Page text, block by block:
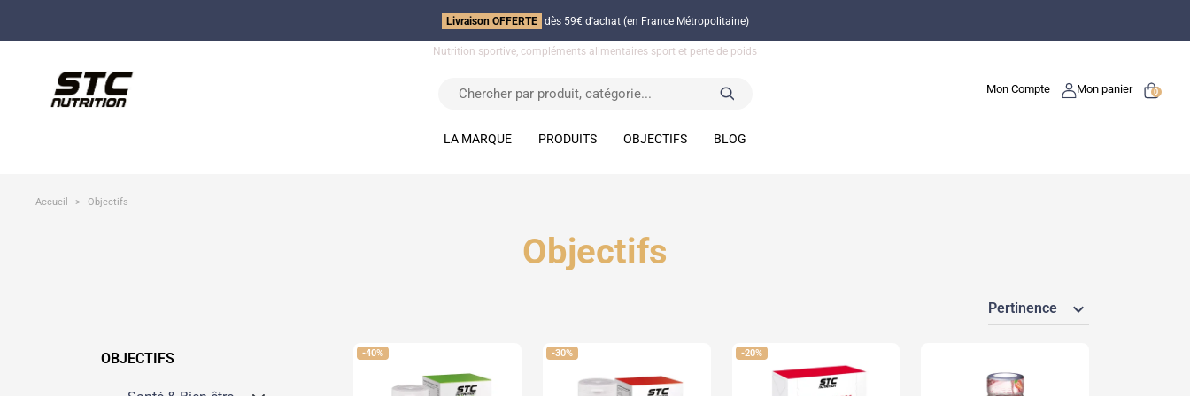
Livraison OFFERTE dès 59€ d'achat (en France Métropolitaine)
Nutrition sportive, compléments alimentaires sport et perte de poids
LA MARQUE PRODUITS OBJECTIFS BLOG
Mon Compte Mon panier 0
Accueil Objectifs
Objectifs
Pertinence expand_more
OBJECTIFS -40% -30% -20%